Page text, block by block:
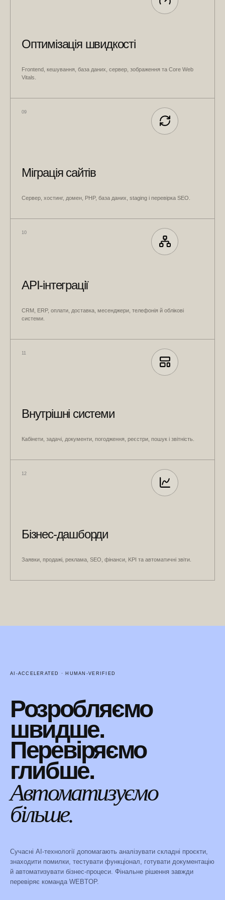
Оптимізація швидкості
Frontend, кешування, база даних, сервер, зображення та Core Web
Vitals.
09
Міграція сайтів
Сервер, хостинг, домен, PHP, база даних, staging і перевірка SEO.
10
API-інтеграції
CRM, ERP, оплати, доставка, месенджери, телефонія й облікові
системи.
11
Внутрішні системи
Кабінети, задачі, документи, погодження, реєстри, пошук і звітність.
12
Бізнес-дашборди
Заявки, продажі, реклама, SEO, фінанси, KPI та автоматичні звіти.
AI-ACCELERATED · HUMAN-VERIFIED
Розробляємо
швидше.
Перевіряємо
глибше.
Автоматизуємо
більше.
Сучасні AI-технології допомагають аналізувати складні проєкти,
знаходити помилки, тестувати функціонал, готувати документацію
й автоматизувати бізнес-процеси. Фінальне рішення завжди
перевіряє команда WEBTOP.